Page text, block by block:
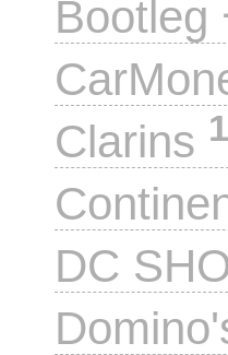
Bootleg
Clarins 1
DC